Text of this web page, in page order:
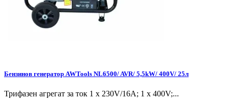
Бензинов генератор AWTools NL6500/ AVR/ 5,5kW/ 400V/ 25л
Трифазен агрегат за ток 1 x 230V/16A; 1 x 400V;...